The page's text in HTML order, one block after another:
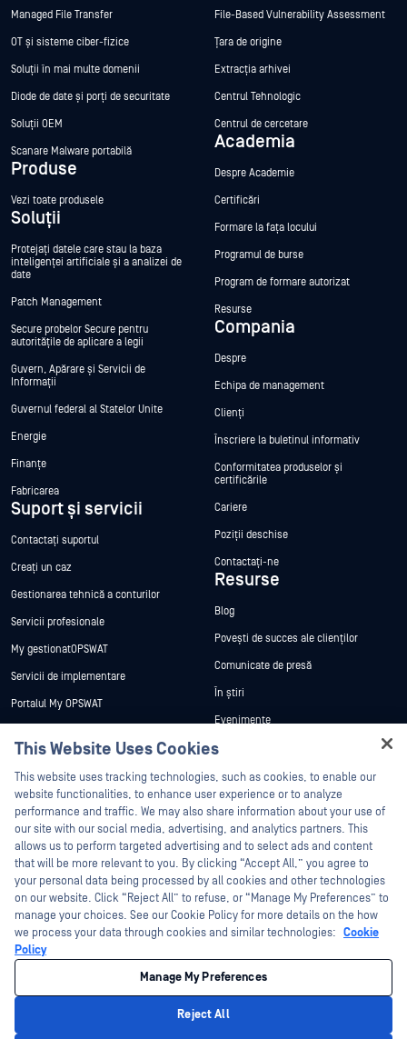
Managed File Transfer
OT și sisteme ciber-fizice
Soluții în mai multe domenii
Diode de date și porți de securitate
Soluții OEM
Scanare Malware portabilă
Produse
Vezi toate produsele
Soluții
Protejați datele care stau la baza
inteligenței artificiale și a analizei de
date
Patch Management
Secure probelor Secure pentru
autoritățile de aplicare a legii
Guvern, Apărare și Servicii de
Informații
Guvernul federal al Statelor Unite
Energie
Finanțe
Fabricarea
Suport și servicii
Contactați suportul
Creați un caz
Gestionarea tehnică a conturilor
Servicii profesionale
My gestionatOPSWAT
Servicii de implementare
Portalul My OPSWAT
Formare
vulnerabilităților
Parteneri
Certificare
Parteneri tehnologici
Program de parteneriat de canal
File-Based Vulnerability Assessment
Țara de origine
Extracția arhivei
Centrul Tehnologic
Centrul de cercetare
Academia
Despre Academie
Certificări
Formare la fața locului
Programul de burse
Program de formare autorizat
Resurse
Compania
Despre
Echipa de management
Clienți
Înscriere la buletinul informativ
Conformitatea produselor și
certificările
Cariere
Poziții deschise
Contactați-ne
Resurse
Blog
Povești de succes ale clienților
Comunicate de presă
În știri
Evenimente
Webinare
Fișe de date
Cărți albe
Instrumente gratuite
©2026 OPSWAT . Toate drepturile rezervate. OPSWAT, MetaDefender, Metascan,
MetaAccess, OPSWAT , Trust no File. Trust No Device., OPSWAT , Protecting the
World's Critical Infrastructure, Deep CDR™ Technology, InQuest, logo-ul InQuest,
DFI, RetroHunt, Deep File Inspection și Join the Hunt sunt mărci comerciale ale
OPSWAT . Mărcile comerciale ale terților sunt proprietatea deținătorilor respectivi.
Politica de confidențialitate
Opțiunile dvs. de confidențialitate din California
This Website Uses Cookies
This website uses tracking technologies, such as cookies, to enable our
website functionalities, to enhance user experience or to analyze
performance and traffic. We may also share information about your use of
our site with our social media, advertising, and analytics partners. This
allows us to perform targeted advertising and to select ads and content
that will be more relevant to you. By clicking “Accept All,” you agree to
your personal data being processed by all cookies and other technologies
on our website. Click “Reject All” to refuse, or “Manage My Preferences” to
manage your choices. See our Cookie Policy for more details on the how
we process your data through cookies and similar technologies: Cookie
Policy
Manage My Preferences
Reject All
Hey there!
I'm Ozzy, your OPSWAT virtual assistant.
How can I help you secure what's critical
today?